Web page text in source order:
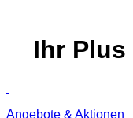
Ihr Plus
Angebote & Aktionen